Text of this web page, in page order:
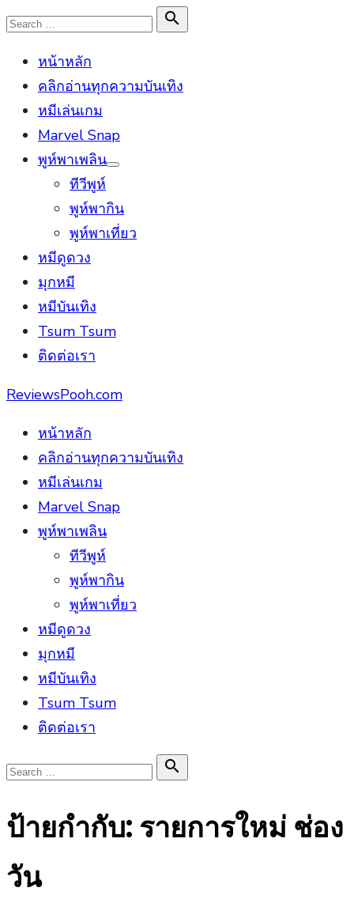
Skip
content
Search

Search
หน้าหลัก
คลิกอ่านทุกความบันเทิง
หมีเล่นเกม
Marvel Snap
พูห์พาเพลิน
Show
ทีวีพูห์
พูห์พากิน
พูห์พาเที่ยว
หมีดูดวง
มุกหมี
หมีบันเทิง
Tsum Tsum
ติดต่อเรา
ReviewsPooh.com
หน้าหลัก
คลิกอ่านทุกความบันเทิง
หมีเล่นเกม
Marvel Snap
พูห์พาเพลิน
ทีวีพูห์
พูห์พากิน
พูห์พาเที่ยว
หมีดูดวง
มุกหมี
หมีบันเทิง
Tsum Tsum
ติดต่อเรา
Search

Search
ป้ายกำกับ:รายการใหม่ ช่อง
วัน